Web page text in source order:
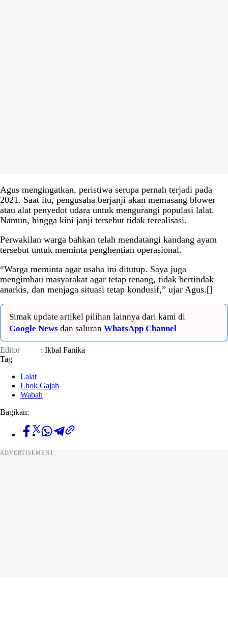
Agus mengingatkan, peristiwa serupa pernah terjadi pada
2021. Saat itu, pengusaha berjanji akan memasang blower
atau alat penyedot udara untuk mengurangi populasi lalat.
Namun, hingga kini janji tersebut tidak terealisasi.
Perwakilan warga bahkan telah mendatangi kandang ayam
tersebut untuk meminta penghentian operasional.
“Warga meminta agar usaha ini ditutup. Saya juga
mengimbau masyarakat agar tetap tenang, tidak bertindak
anarkis, dan menjaga situasi tetap kondusif,” ujar Agus.[]
Simak update artikel pilihan lainnya dari kami di
Google News dan saluran WhatsApp Channel
Editor
: Ikbal Fanika
Tag
Lalat
Lhok Gajah
Wabah
Bagikan:
ADVERTISEMENT